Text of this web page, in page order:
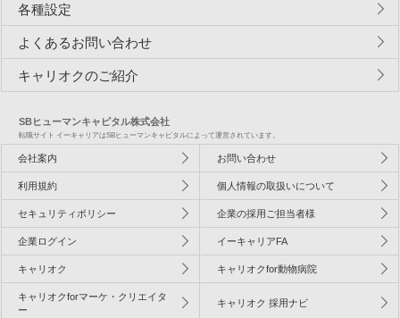
各種設定
よくあるお問い合わせ
キャリオクのご紹介
SBヒューマンキャピタル株式会社
転職サイト イーキャリアはSBヒューマンキャピタルによって運営されています。
会社案内 お問い合わせ
利用規約 個人情報の取扱いについて
セキュリティポリシー 企業の採用ご担当者様
企業ログイン イーキャリアFA
キャリオク キャリオクfor動物病院
キャリオクforマーケ・クリエイタ
ー
キャリオク 採用ナビ